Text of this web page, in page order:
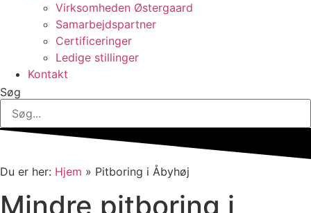
Virksomheden Østergaard
Samarbejdspartner
Certificeringer
Ledige stillinger
Kontakt
Søg
Du er her: Hjem » Pitboring i Åbyhøj
Mindre pitboring i